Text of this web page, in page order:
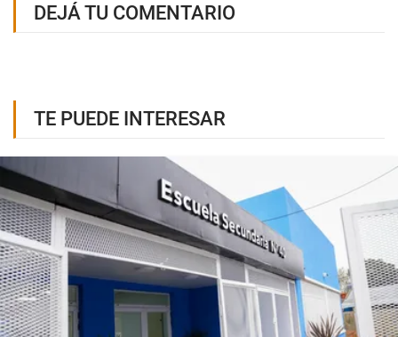
DEJÁ TU COMENTARIO
TE PUEDE INTERESAR